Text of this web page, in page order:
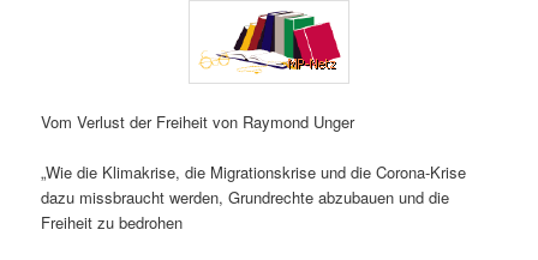
Vom Verlust der Freiheit von Raymond Unger
„Wie die Klimakrise, die Migrationskrise und die Corona-Krise
dazu missbraucht werden, Grundrechte abzubauen und die
Freiheit zu bedrohen